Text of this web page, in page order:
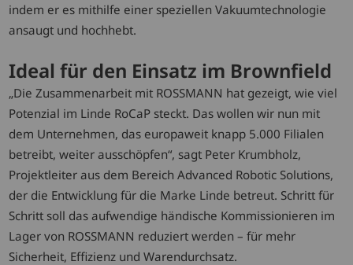
indem er es mithilfe einer speziellen Vakuumtechnologie
ansaugt und hochhebt.
Ideal für den Einsatz im Brownfield
„Die Zusammenarbeit mit ROSSMANN hat gezeigt, wie viel
Potenzial im Linde RoCaP steckt. Das wollen wir nun mit
dem Unternehmen, das europaweit knapp 5.000 Filialen
betreibt, weiter ausschöpfen“, sagt Peter Krumbholz,
Projektleiter aus dem Bereich Advanced Robotic Solutions,
der die Entwicklung für die Marke Linde betreut. Schritt für
Schritt soll das aufwendige händische Kommissionieren im
Lager von ROSSMANN reduziert werden – für mehr
Sicherheit, Effizienz und Warendurchsatz.